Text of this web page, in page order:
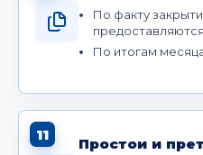
По факту
По итогам
11
Простои и